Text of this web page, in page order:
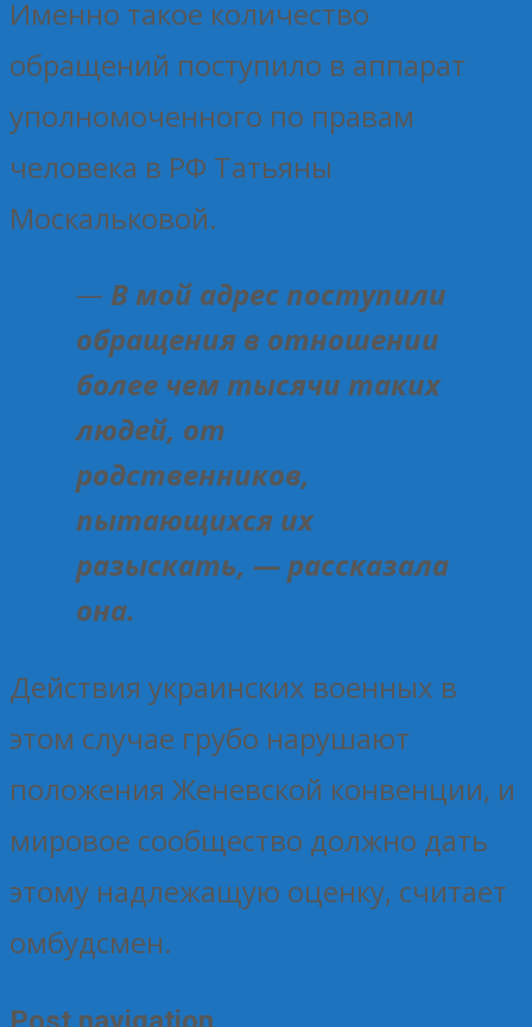
Именно такое количество
обращений поступило в аппарат
уполномоченного по правам
человека в РФ Татьяны
Москальковой.
— В мой адрес поступили
обращения в отношении
более чемтысячи таких
людей, от
родственников,
пытающихся их
разыскать, — рассказала
она.
Действия украинских военных в
этом случае грубо нарушают
положения Женевской конвенции, и
мировое сообщество должно дать
этому надлежащую оценку, считает
омбудсмен.